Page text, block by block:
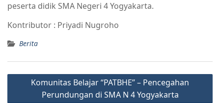
peserta didik SMA Negeri 4 Yogyakarta.
Kontributor : Priyadi Nugroho
Berita
Komunitas Belajar “PATBHE” – Pencegahan
Perundungan di SMA N 4 Yogyakarta